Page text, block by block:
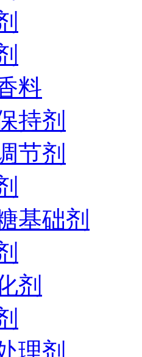
料
持剂
节剂
基础剂
剂
理剂